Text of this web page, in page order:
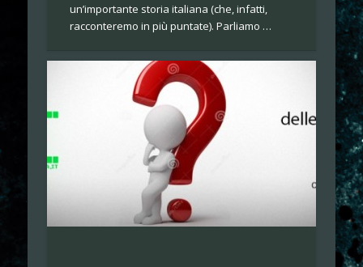
un’importante storia italiana (che, infatti,
racconteremo in più puntate). Parliamo …